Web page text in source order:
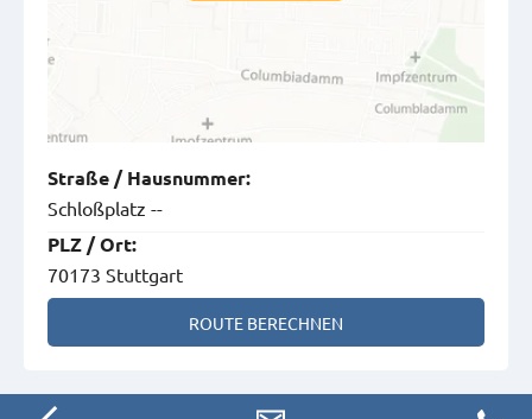
Straße / Hausnummer:
Schloßplatz --
PLZ /Ort:
70173 Stuttgart
ROUTE BERECHNEN